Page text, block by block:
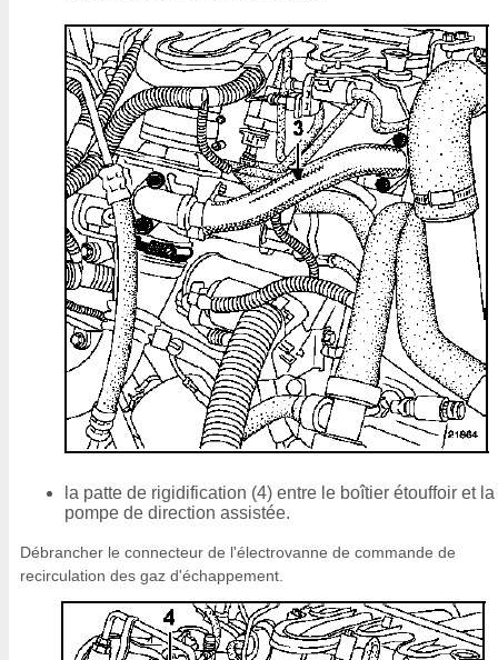
la patte de rigidification (4) entre le boîtier étouffoir et la
pompe de direction assistée.
Débrancher le connecteur de l'électrovanne de commande de
recirculation des gaz d'échappement.